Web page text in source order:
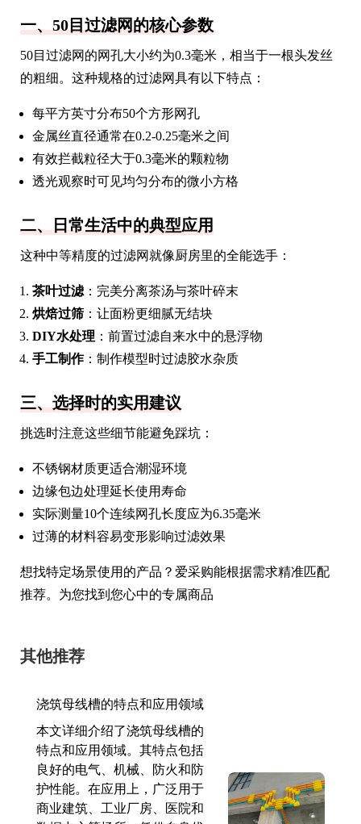
一、50目过滤网的核心参数
50目过滤网的网孔大小约为0.3毫米，相当于一根头发丝
的粗细。这种规格的过滤网具有以下特点：
每平方英寸分布50个方形网孔
金属丝直径通常在0.2-0.25毫米之间
有效拦截粒径大于0.3毫米的颗粒物
透光观察时可见均匀分布的微小方格
二、日常生活中的典型应用
这种中等精度的过滤网就像厨房里的全能选手：
茶叶过滤 ：完美分离茶汤与茶叶碎末
烘焙过筛 ：让面粉更细腻无结块
DIY水处理 ：前置过滤自来水中的悬浮物
手工制作：制作模型时过滤胶水杂质
三、选择时的实用建议
挑选时注意这些细节能避免踩坑：
不锈钢材质更适合潮湿环境
边缘包边处理延长使用寿命
实际测量10个连续网孔长度应为6.35毫米
过薄的材料容易变形影响过滤效果
想找特定场景使用的产品？爱采购能根据需求精准匹配
推荐。为您找到您心中的专属商品
其他推荐
浇筑母线槽的特点和应用领域
本文详细介绍了浇筑母线槽的
特点和应用领域。其特点包括
良好的电气、机械、防火和防
护性能。在应用上，广泛用于
商业建筑、工业厂房、医院和